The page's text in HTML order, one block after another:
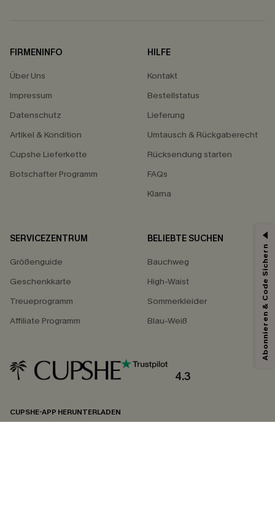
FIRMENINFO
Über Uns
Impressum
Datenschutz
Artikel & Kondition
Cupshe Lieferkette
Botschafter Programm
HILFE
Kontakt
Bestellstatus
Lieferung
Umtausch & Rückgaberecht
Rücksendung starten
FAQs
Klarna
SERVICEZENTRUM
Größenguide
Geschenkkarte
Treueprogramm
Affiliate Programm
BELIEBTE SUCHEN
Bauchweg
High-Waist
Sommerkleider
Blau-Weiß
4.3
CUPSHE-APP HERUNTERLADEN
Abonnieren & Code Sichern